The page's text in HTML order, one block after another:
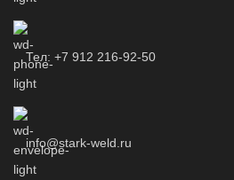
Тел: +7 912 216-92-50
info@stark-weld.ru